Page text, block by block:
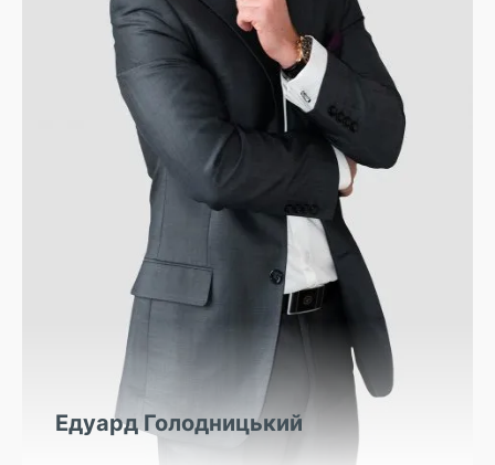
Едуард Голодницький